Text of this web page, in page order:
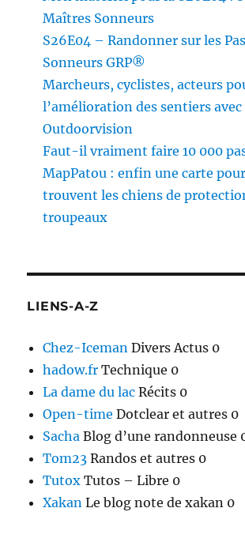
Maîtres Sonneurs
S26E04 – Randonner sur les
Sonneurs GRP®
Marcheurs, cyclistes, acteurs
l’amélioration des sentiers
Outdoorvision
Faut-il vraiment faire 10 000
MapPatou : enfin une carte
trouvent les chiens de
troupeaux
LIENS-A-Z
Chez-Iceman Divers Actus 0
hadow.fr Technique 0
La dame du lac Récits 0
Open-time Dotclear et autres 0
Sacha Blog d’une randonneuse
Tom23 Randos et autres 0
Tutox Tutos – Libre 0
Xakan Le blog note de xakan 0